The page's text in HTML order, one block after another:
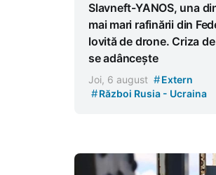
Slavneft-YANOS, una
mai mari rafinării din
lovită de drone. Criza
se adâncește
Joi, 6 august #Extern
#Război Rusia - Ucraina